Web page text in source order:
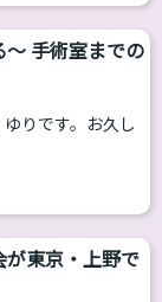
。一方、私の手
23465/ 今
準備を進めていた
が発生し、精神
です。 手術前の
るわけですか
ェックは厳しい
ないから大丈夫
ないのです...
～ 手術室までの
りです。お久し
たってしまいま
という決断をし
した。 しかも、
ぐの手術になっ
が東京・上野で